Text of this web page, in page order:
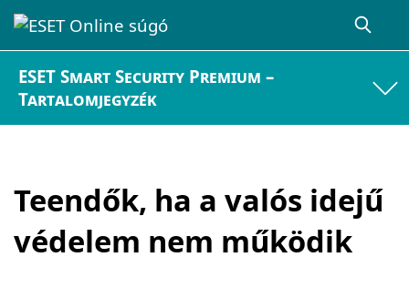
ESET Smart Security Premium –
Tartalomjegyzék
Teendők, ha a valós idejű
védelem nem működik